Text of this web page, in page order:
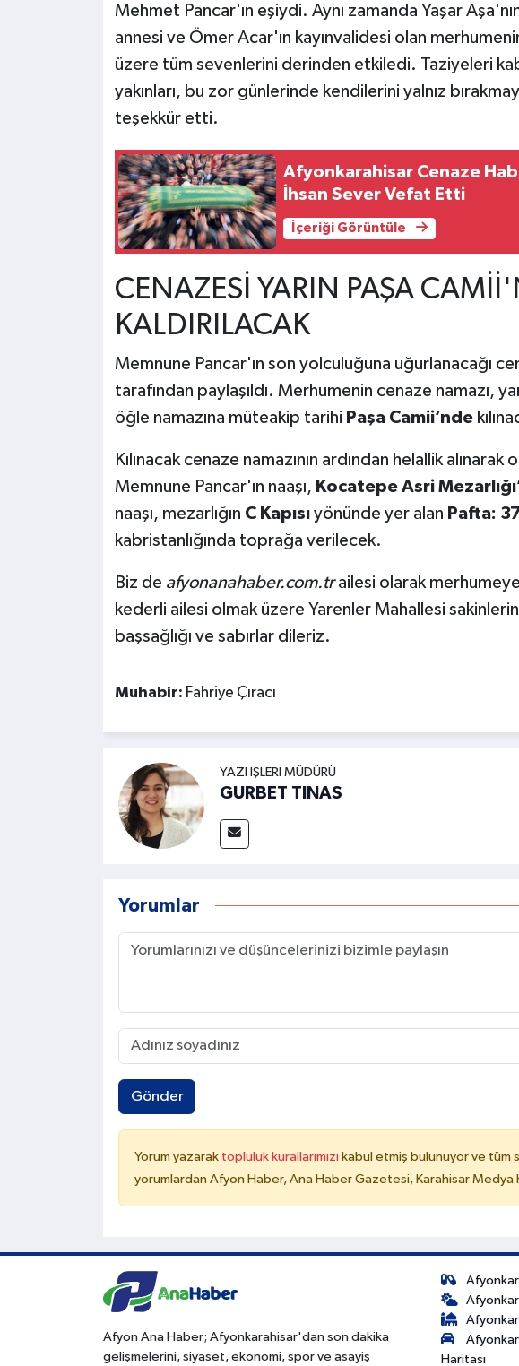
Mehmet Pancar'ın eşiydi. Aynı zamanda Yaşar
annesi ve Ömer Acar'ın kayınvalidesi olan
üzere tüm sevenlerini derinden etkiledi. Taziyeleri
yakınları, bu zor günlerinde kendilerini yalnız
teşekkür etti.
Afyonkarahisar Cenaze
İhsan Sever Vefat Etti
İçeriği Görüntüle
CENAZESİ YARIN PAŞA
KALDIRILACAK
Memnune Pancar'ın son yolculuğuna uğurlanacağı
tarafından paylaşıldı. Merhumenin cenaze namazı,
öğle namazına müteakip tarihi Paşa Camii’nde
Kılınacak cenaze namazının ardından helallik alınarak
Memnune Pancar'ın naaşı, Kocatepe Asri
naaşı, mezarlığın C Kapısıyönünde yer alan Pafta:
kabristanlığında toprağa verilecek.
Biz de afyonanahaber.com.trailesi olarak
kederli ailesi olmak üzere Yarenler Mahallesi
başsağlığı ve sabırlar dileriz.
Muhabir: Fahriye Çıracı
YAZI İŞLERI MÜDÜRÜ
GURBET TINAS
Yorumlar
Gönder
Yorum yazarak topluluk kurallarımızı kabul etmiş bulunuyor ve tüm
yorumlardan Afyon Haber, Ana Haber Gazetesi, Karahisar
Afyon Ana Haber; Afyonkarahisar'dan son dakika
gelişmelerini, siyaset, ekonomi, spor ve asayiş
Haritası